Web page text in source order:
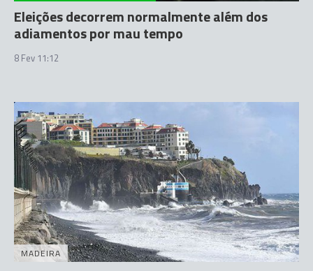
Eleições decorrem normalmente além dos
adiamentos por mau tempo
8 Fev 11:12
MADEIRA